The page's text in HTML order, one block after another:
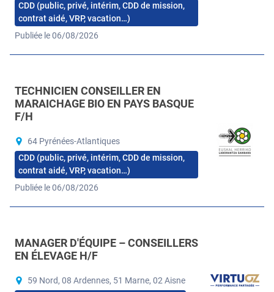
CDD (public, privé, intérim, CDD de mission,
contrat aidé, VRP, vacation…)
Publiée le 06/08/2026
TECHNICIEN CONSEILLER EN
MARAICHAGE BIO EN PAYS BASQUE
F/H
64 Pyrénées-Atlantiques
CDD (public, privé, intérim, CDD de mission,
contrat aidé, VRP, vacation…)
Publiée le 06/08/2026
MANAGER D'ÉQUIPE – CONSEILLERS
EN ÉLEVAGE H/F
59 Nord, 08 Ardennes, 51 Marne, 02 Aisne